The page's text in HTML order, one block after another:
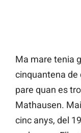
Ma mare tenia
cinquantena de
pare quan es
Mathausen.
cinc anys, del